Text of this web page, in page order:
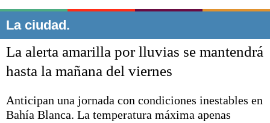
El mundo
Seguridad
Deportes
Escenario Olímpico
Liga del Sur
La ciudad.
La alerta amarilla por lluvias se mantendrá
hasta la mañana del viernes
Anticipan una jornada con condiciones inestables en
Bahía Blanca. La temperatura máxima apenas